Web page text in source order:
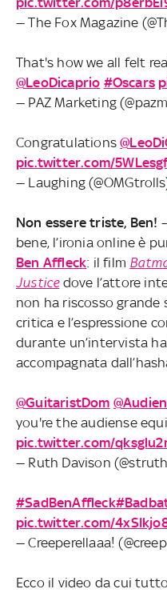
— The Fox Magazine
That's how we all felt
@LeoDicaprio #Oscars
— PAZ Marketing
Congratulations
pic.twitter.com/
— Laughing
Non essere triste, Ben!
bene, l’ironia online è
Ben Affleck: il film
Justicedove l’attore
non ha riscosso grande
critica e l’espressione
durante un’intervista
accompagnata
@GuitaristDom
you're the audiense
pic.twitter.com/
— Ruth Davison
#SadBenAffleck
pic.twitter.com/
— Creeperellaaa!
Ecco il video da cui